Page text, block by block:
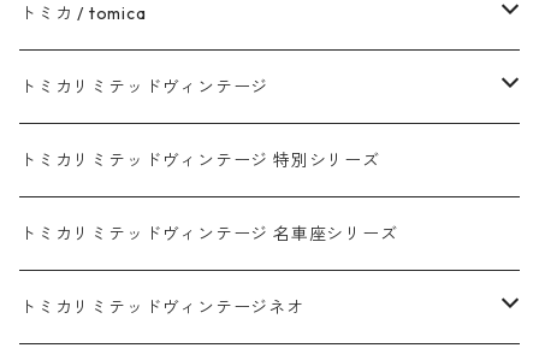
トヨタ / TOYOTA
ダイハツ / DAIHATSU
マツダ / MAZDA
ホンダ / HONDA
日産 / NISSAN
トミカ / tomica
赤箱 - 現行トミカ
赤箱 - 限定トミカ 初回特別カラー
赤箱 - 絶版（廃盤）トミカ No.1-120
赤箱 - 絶版（廃盤）トミカ No.1-9
赤箱 - 絶版（廃盤）ロングトミカ No.121-
トミカリミテッドヴィンテージ
TLV - NEW LINEUP
TLV - No. LV-00-195
TLV - No. LV-00-09
TLV - 車種別
トミカリミテッドヴィンテージ 特別シリーズ
トミカリミテッドヴィンテージ 名車座シリーズ
トミカリミテッドヴィンテージネオ